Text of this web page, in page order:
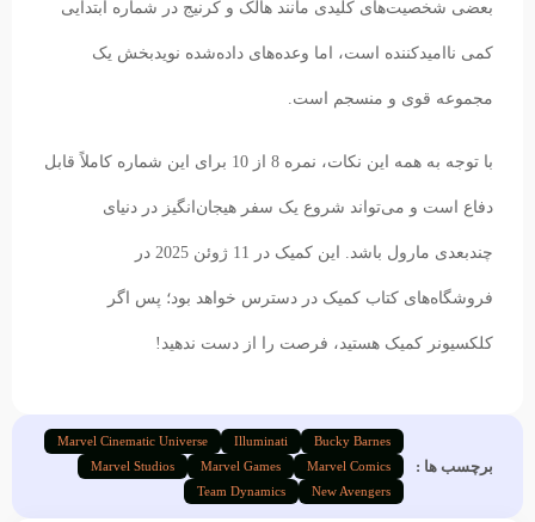
بعضی شخصیت‌های کلیدی مانند هالک و کرنیج در شماره ابتدایی
کمی ناامیدکننده است، اما وعده‌های داده‌شده نویدبخش یک
مجموعه قوی و منسجم است.
با توجه به همه این نکات، نمره 8 از 10 برای این شماره کاملاً قابل
دفاع است و می‌تواند شروع یک سفر هیجان‌انگیز در دنیای
چندبعدی مارول باشد. این کمیک در 11 ژوئن 2025 در
فروشگاه‌های کتاب کمیک در دسترس خواهد بود؛ پس اگر
کلکسیونر کمیک هستید، فرصت را از دست ندهید!
برچسب ها :
Bucky Barnes
Illuminati
Marvel Cinematic Universe
Marvel Comics
Marvel Games
Marvel Studios
New Avengers
Team Dynamics